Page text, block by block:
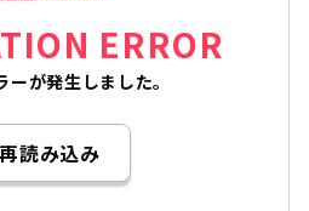
ERROR
ーが発生しました。
再読み込み